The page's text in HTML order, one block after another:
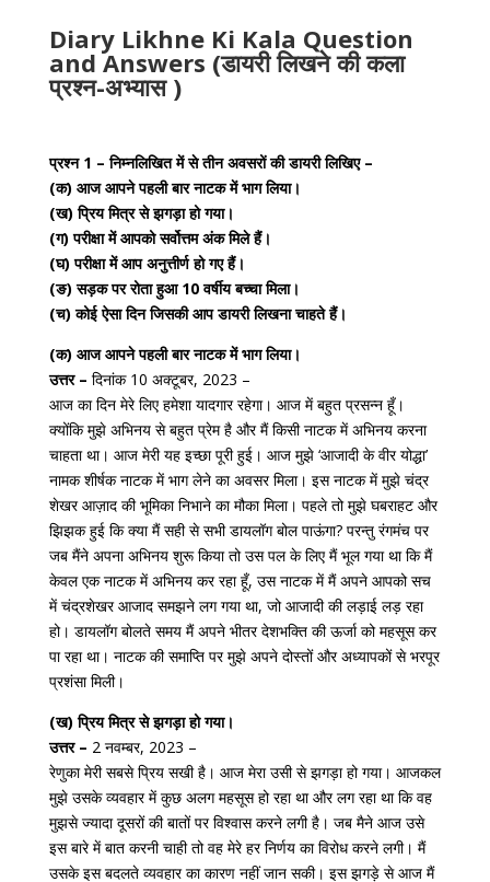
Diary Likhne Ki Kala Question
and Answers (डायरी लिखने की कला
प्रश्न-अभ्यास )
प्रश्न 1 – निम्नलिखित में से तीन अवसरों की डायरी लिखिए –
(क) आज आपने पहली बार नाटक में भाग लिया।
(ख) प्रिय मित्र से झगड़ा हो गया।
(ग) परीक्षा में आपको सर्वोत्तम अंक मिले हैं।
(घ) परीक्षा में आप अनुत्तीर्ण हो गए हैं।
(ङ) सड़क पर रोता हुआ 10 वर्षीय बच्चा मिला।
(च) कोई ऐसा दिन जिसकी आप डायरी लिखना चाहते हैं।
(क) आज आपने पहली बार नाटक में भाग लिया।
उत्तर – दिनांक 10 अक्टूबर, 2023 –
आज का दिन मेरे लिए हमेशा यादगार रहेगा। आज में बहुत प्रसन्न हूँ।
क्योंकि मुझे अभिनय से बहुत प्रेम है और मैं किसी नाटक में अभिनय करना
चाहता था। आज मेरी यह इच्छा पूरी हुई। आज मुझे ‘आजादी के वीर योद्धा’
नामक शीर्षक नाटक में भाग लेने का अवसर मिला। इस नाटक में मुझे चंद्र
शेखर आज़ाद की भूमिका निभाने का मौका मिला। पहले तो मुझे घबराहट और
झिझक हुई कि क्या मैं सही से सभी डायलॉग बोल पाऊंगा? परन्तु रंगमंच पर
जब मैंने अपना अभिनय शुरू किया तो उस पल के लिए मैं भूल गया था कि मैं
केवल एक नाटक में अभिनय कर रहा हूँ, उस नाटक में मैं अपने आपको सच
में चंद्रशेखर आजाद समझने लग गया था, जो आजादी की लड़ाई लड़ रहा
हो। डायलॉग बोलते समय मैं अपने भीतर देशभक्ति की ऊर्जा को महसूस कर
पा रहा था। नाटक की समाप्ति पर मुझे अपने दोस्तों और अध्यापकों से भरपूर
प्रशंसा मिली।
(ख) प्रिय मित्र से झगड़ा हो गया।
उत्तर – 2 नवम्बर, 2023 –
रेणुका मेरी सबसे प्रिय सखी है। आज मेरा उसी से झगड़ा हो गया। आजकल
मुझे उसके व्यवहार में कुछ अलग महसूस हो रहा था और लग रहा था कि वह
मुझसे ज्यादा दूसरों की बातों पर विश्वास करने लगी है। जब मैने आज उसे
इस बारे में बात करनी चाही तो वह मेरे हर निर्णय का विरोध करने लगी। मैं
उसके इस बदलते व्यवहार का कारण नहीं जान सकी। इस झगड़े से आज मैं